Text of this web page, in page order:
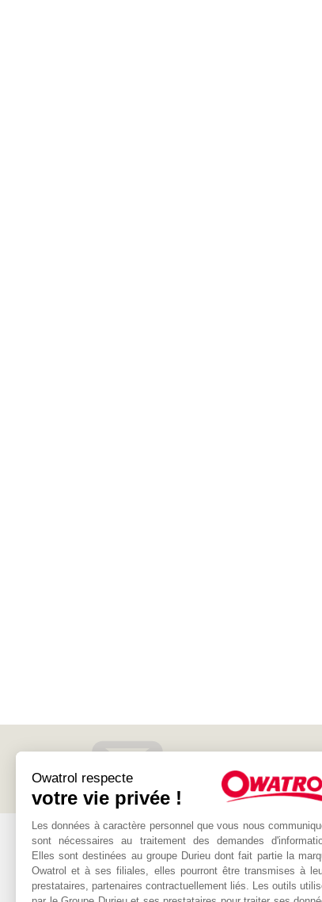
Owatrol respecte
votre vie privée !
Les données à caractère personnel que vous nous
sont nécessaires au traitement des demandes
Elles sont destinées au groupe Durieu dont fait partie la
Owatrol et à ses filiales, elles pourront être transmises à
prestataires, partenaires contractuellement liés. Les outils
et recevez les
OWATROL
Produits
Projets
Matériaux
AUTRE
Les